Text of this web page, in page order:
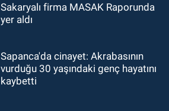
Sakaryalı firma MASAK Raporunda
yer aldı
Sapanca'da cinayet: Akrabasının
vurduğu 30 yaşındaki genç hayatını
kaybetti